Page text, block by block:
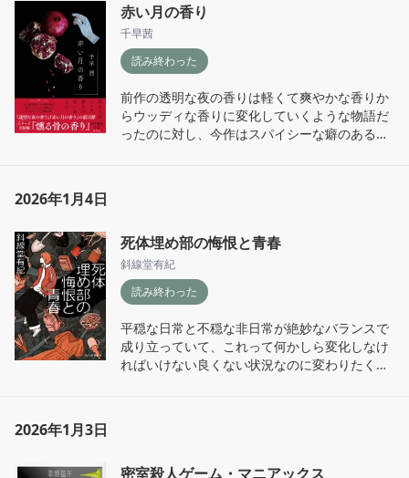
赤い月の香り
千早茜
読み終わった
前作の透明な夜の香りは軽くて爽やかな香りか
らウッディな香りに変化していくような物語だ
ったのに対し、今作はスパイシーな癖のある香
りに包まれたい、と思ってしまう、それぐらい
魅力的な文章ばかりだった。
正しい執着ってなんですか？
赦しかな
2026年1月4日
死体埋め部の悔恨と青春
斜線堂有紀
読み終わった
平穏な日常と不穏な非日常が絶妙なバランスで
成り立っていて、これって何かしら変化しなけ
ればいけない良くない状況なのに変わりたくな
だよ
2026年1月3日
密室殺人ゲーム・マニアックス